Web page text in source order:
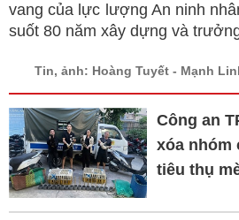
vang của lực lượng An ninh
suốt 80 năm xây dựng và
Tin, ảnh: Hoàng Tuyết - Mạnh
Công an
xóa nhóm
tiêu thụ